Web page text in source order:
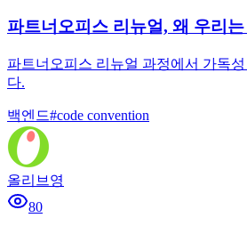
파트너오피스 리뉴얼, 왜 우리
파트너오피스 리뉴얼 과정에서 가독
다.
백엔드#code convention
올리브영
80